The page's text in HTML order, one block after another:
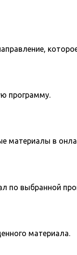
программу.
материалы в
по выбранной
материала.